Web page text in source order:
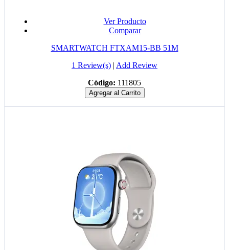
Ver Producto
Comparar
SMARTWATCH FTXAM15-BB 51M
1 Review(s) | Add Review
Código: 111805
Agregar al Carrito